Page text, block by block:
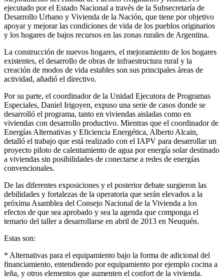
ejecutado por el Estado Nacional a través de la Subsecretaría de
Desarrollo Urbano y Vivienda de la Nación, que tiene por objetivo
apoyar y mejorar las condiciones de vida de los pueblos originarios
y los hogares de bajos recursos en las zonas rurales de Argentina.
La construcción de nuevos hogares, el mejoramiento de los hogares
existentes, el desarrollo de obras de infraestructura rural y la
creación de modos de vida estables son sus principales áreas de
actividad, añadió el directivo.
Por su parte, el coordinador de la Unidad Ejecutora de Programas
Especiales, Daniel Irigoyen, expuso una serie de casos donde se
desarrolló el programa, tanto en viviendas aisladas como en
viviendas con desarrollo productivo. Mientras que el coordinador de
Energías Alternativas y Eficiencia Energética, Alberto Alcain,
detalló el trabajo que está realizado con el IAPV para desarrollar un
proyecto piloto de calentamiento de agua por energía solar destinado
a viviendas sin posibilidades de conectarse a redes de energías
convencionales.
De las diferentes exposiciones y el posterior debate surgieron las
debilidades y fortalezas de la operatoria que serán elevados a la
próxima Asamblea del Consejo Nacional de la Vivienda a los
efectos de que sea aprobado y sea la agenda que componga el
temario del taller a desarrollarse en abril de 2013 en Neuquén.
Estas son:
* Alternativas para el equipamiento bajo la forma de adicional del
financiamiento, entendiendo por equipamiento por ejemplo cocina a
leña, y otros elementos que aumenten el confort de la vivienda.